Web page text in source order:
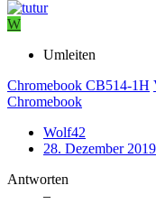
W
Umleiten
Chromebook CB514-1H
Chromebook
Wolf42
28. Dezember 2019
Antworten
–